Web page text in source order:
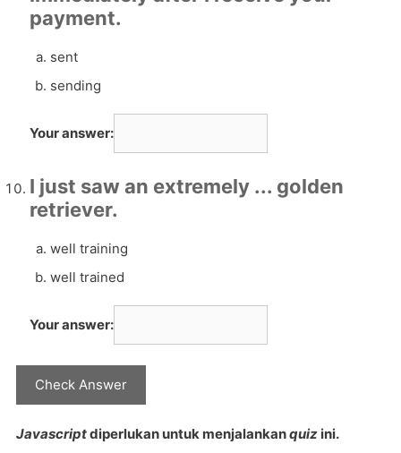
payment.
sent
sending
Your answer:
I just saw an extremely ... golden
retriever.
well training
well trained
Your answer:
Javascriptdiperlukan untuk menjalankanquiz ini.